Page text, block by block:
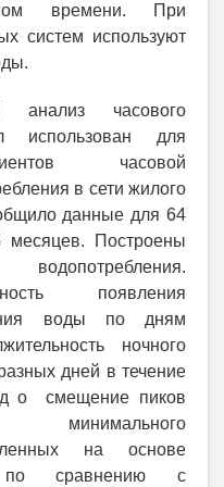
времени. При
систем используют
анализ часового
использован для
часовой
в сети жилого
данные для 64
месяцев. Построены
появления
воды по дням
ночного
дней в течение
о смещение пиков
на основе
по сравнению с